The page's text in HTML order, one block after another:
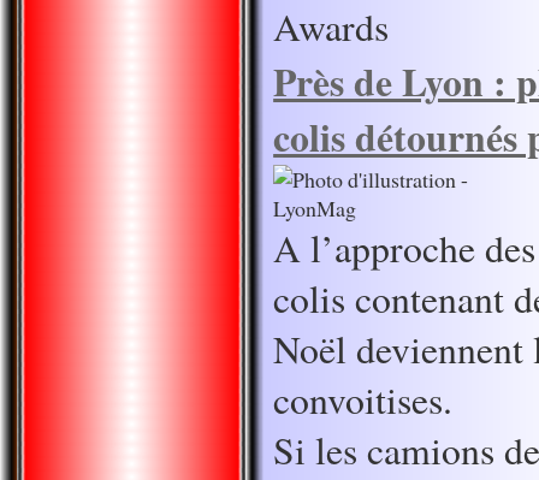
Awards
Près de Lyon :
colis détournés
A l’approche
colis contenant
Noël deviennent
convoitises.
Si les camions